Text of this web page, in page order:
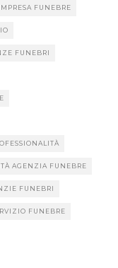
FUNEBRE
FUNEBRI
AGENZIA FUNEBRE
FUNEBRI
FUNEBRE